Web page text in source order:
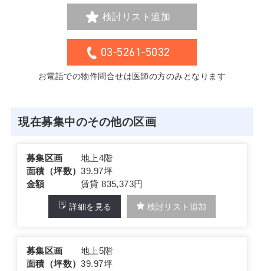
検討リスト追加
03-5261-5032
お電話での物件問合せは医師の方のみとなります
現在募集中のその他の区画
募集区画
地上4階
面積（坪数）39.97坪
金額
賃貸 835,373円
詳細を見る 検討リスト追加
募集区画
地上5階
面積（坪数）39.97坪